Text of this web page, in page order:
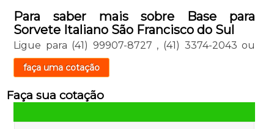
Para saber mais sobre Base para
Sorvete Italiano São Francisco do Sul
Ligue para (41) 99907-8727 , (41) 3374-2043 ou
faça uma cotação
Faça sua cotação